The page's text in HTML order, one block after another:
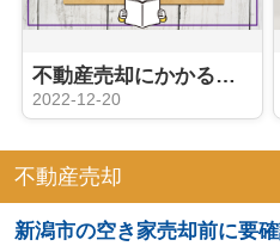
不動産売却にかかる費用を一覧で見たい！費用の詳細や安くする方法も解説
2022-12-20
不動産売却
新潟市の空き家売却前に要